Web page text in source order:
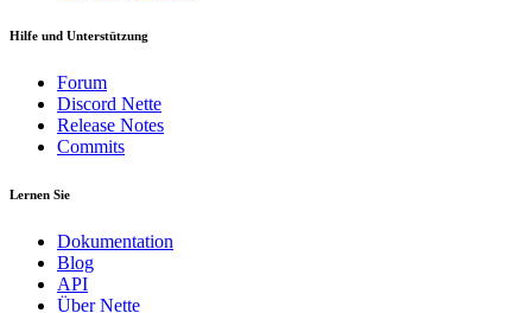
Hilfe und Unterstützung
Forum
Discord Nette
Release Notes
Commits
Lernen Sie
Dokumentation
Blog
API
Über Nette